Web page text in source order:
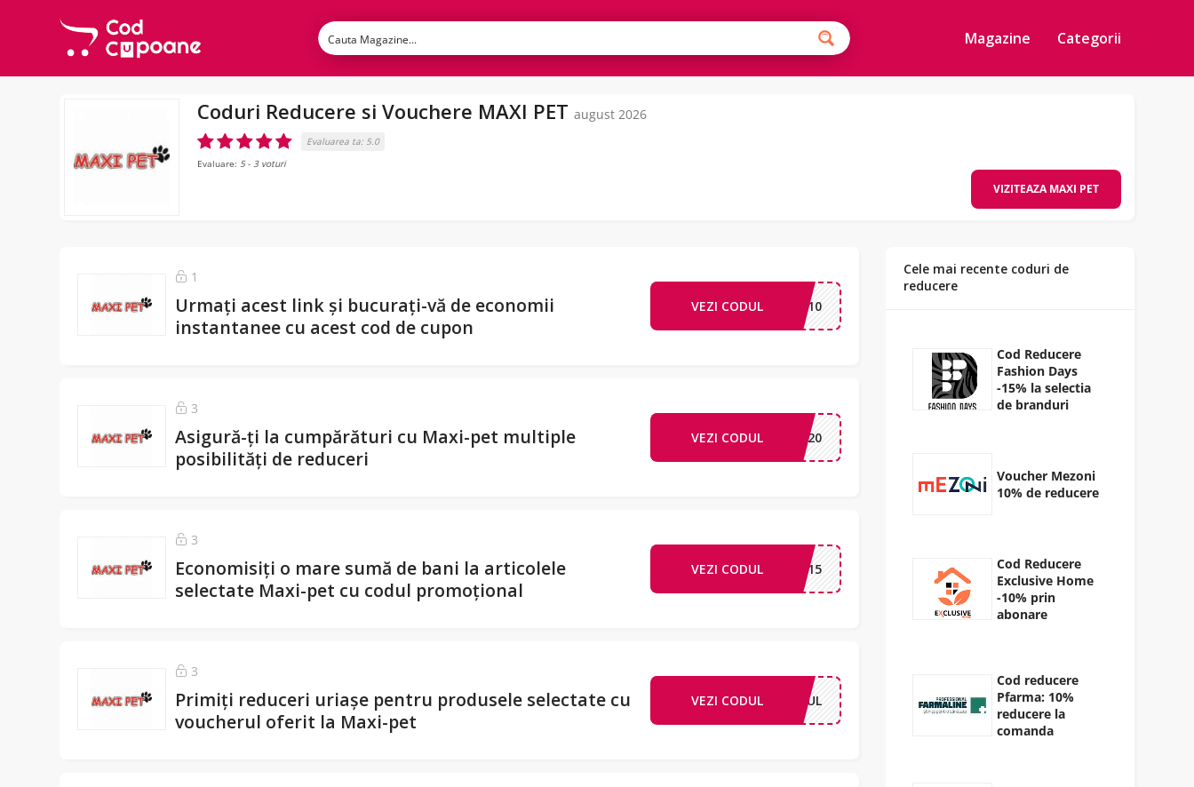
Magazine Categorii
Coduri Reducere si Vouchere MAXI PET august 2026
Evaluarea ta: 5.0
Evaluare: 5- 3 voturi
VIZITEAZA MAXI PET
1
Urmați acest link și bucurați-vă de economii
instantanee cu acest cod de cupon
VEZI CODUL EXTRA10
3
Asigură-ți la cumpărături cu Maxi-pet multiple
posibilități de reduceri
VEZI CODULWELCOME20
3
Economisiți o mare sumă de bani la articolele
selectate Maxi-pet cu codul promoțional
VEZI CODULWELCOME15
3
Primiți reduceri uriașe pentru produsele selectate cu
voucherul oferit la Maxi-pet
VEZI CODUL LIV20IUL
Cele mai recente coduri de
reducere
Cod Reducere
Fashion Days
-15% la selectia
de branduri
Voucher Mezoni
10% de reducere
Cod Reducere
Exclusive Home
-10% prin
abonare
Cod reducere
Pfarma: 10%
reducere la
comanda